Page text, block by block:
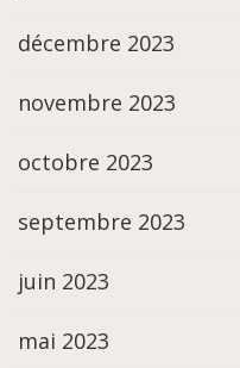
décembre 2023
novembre 2023
octobre 2023
septembre 2023
juin 2023
mai 2023